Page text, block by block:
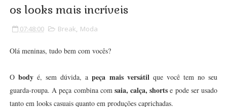
os looks mais incríveis
07:48:00 Break, Moda
Olá meninas, tudo bem com vocês?
Obodyé, sem dúvida, apeça mais versátil que você tem no seu
guarda-roupa. A peça combina com saia, calça, shorts e pode ser usado
tanto em looks casuais quanto em produções caprichadas.